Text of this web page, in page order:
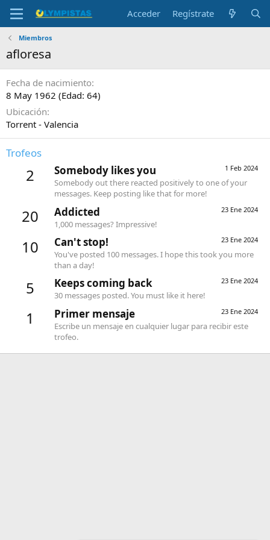
Acceder Regístrate
Miembros
afloresa
Fecha de nacimiento
8 May 1962 (Edad: 64)
Ubicación
Torrent - Valencia
Trofeos
2 1 Feb 2024
Somebody likes you
Somebody out there reacted positively to one of your
messages. Keep posting like that for more!
20 23 Ene 2024
Addicted
1,000 messages? Impressive!
10 23 Ene 2024
Can't stop!
You've posted 100 messages. I hope this took you more
than a day!
5 23 Ene 2024
Keeps coming back
30 messages posted. You must like it here!
1 23 Ene 2024
Primer mensaje
Escribe un mensaje en cualquier lugar para recibir este
trofeo.